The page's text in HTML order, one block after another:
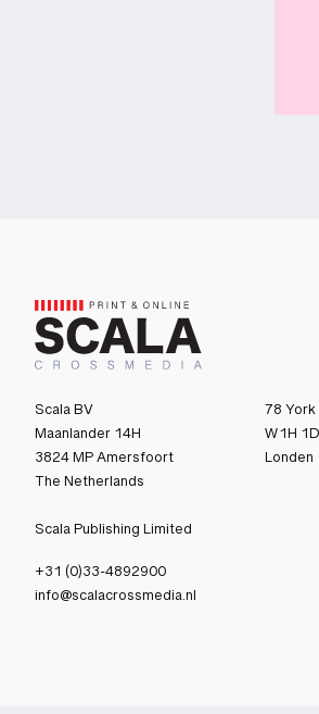
Scala BV
Maanlander 14H
3824 MP Amersfoort
The Netherlands
Scala Publishing Limited
78
W1H
Londen
+31 (0)33-4892900
info@scalacrossmedia.nl